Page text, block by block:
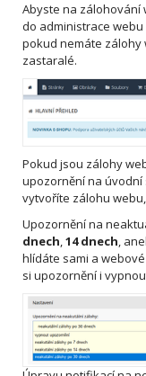
Abyste na zálohování
do administrace
pokud nemáte zálohy
zastaralé.
Pokud jsou zálohy
upozornění na úvodní
vytvoříte zálohu
Upozornění na
dnech 14 dnech ,
hlídáte sami a
si upozornění i